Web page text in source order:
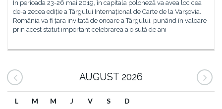
În perioada 23-26 mai 2019, în capitala poloneză va avea loc cea
de-a zecea ediție a Târgului Internațional de Carte de la Varșovia.
România va fi țara invitată de onoare a Târgului, punând în valoare
prin acest statut important celebrarea a o sută de ani
AUGUST 2026
L M M J V S D